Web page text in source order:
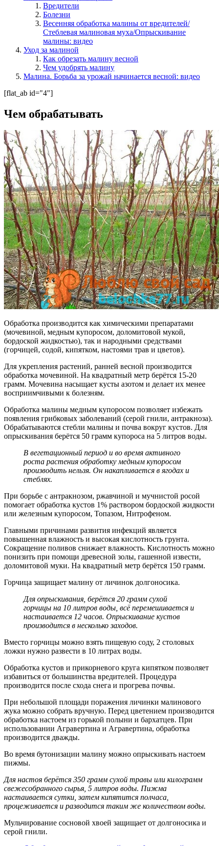
Вредители
Болезни
Весенняя обработка малины от вредителей/
Стеблевая малиновая муха/Опрыскивание
малины: видео
Уход за малиной
Как обрезать малину весной
Чем удобрять малину
Малина. Борьба за урожай начинается весной: видео
[flat_ab id="4"]
Чем обрабатывать
Обработка производится как химическими препаратами
(мочевиной, медным купоросом, доломитовой мукой,
бордоской жидкостью), так и народными средствами
(горчицей, содой, кипятком, настоями трав и цветов).
Для укрепления растений, ранней весной производится
обработка мочевиной. На квадратный метр берётся 15-20
грамм. Мочевина насыщает кусты азотом и делает их менее
восприимчивыми к болезням.
Обработка малины медным купоросом позволяет избежать
появления грибковых заболеваний (серой гнили, антракноза).
Обрабатываются стебли малины и почва вокруг кустов. Для
опрыскивания берётся 50 грамм купороса на 5 литров воды.
В вегетационный период и во время активного
роста растения обработку медным купоросом
производить нельзя. Он накапливается в ягодах и
стеблях.
При борьбе с антракнозом, ржавчиной и мучнистой росой
помогает обработка кустов 1% раствором бордоской жидкости
или железным купоросом, Топазом, Нитрофеном.
Главными причинами развития инфекций является
повышенная влажность и высокая кислотность грунта.
Сокращение поливов снижает влажность. Кислотность можно
понизить при помощи древесной золы, гашенной извести,
доломитовой муки. На квадратный метр берётся 150 грамм.
Горчица защищает малину от личинок долгоносика.
Для опрыскивания, берётся 20 грамм сухой
горчицы на 10 литров воды, всё перемешивается и
настаивается 12 часов. Опрыскивание кустов
производится в несколько заходов.
Вместо горчицы можно взять пищевую соду, 2 столовых
ложки нужно развести в 10 литрах воды.
Обработка кустов и прикорневого круга кипятком позволяет
избавиться от большинства вредителей. Процедура
производится после схода снега и прогрева почвы.
При небольшой площади поражения личинки малинового
жука можно собрать вручную. Перед цветением производится
обработка настоем из горькой полыни и бархатцев. При
использовании Агравертина и Агравертина, обработка
производится дважды.
Во время бутонизации малину можно опрыскивать настоем
пижмы.
Для настоя берётся 350 грамм сухой травы или килограмм
свежесобранного сырья, 5 литров воды. Пижма
настаивается сутки, затем кипятится полчаса,
процеживается и разводится таким же количеством воды.
Мульчирование сосновой хвоей защищает от долгоносика и
серой гнили.